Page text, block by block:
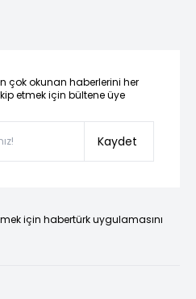
çok okunan haberlerini her
etmek için bültene üye
Kaydet
için habertürk uygulamasını